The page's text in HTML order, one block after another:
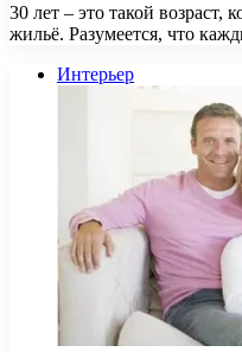
30 лет – это такой
жильё. Разумеется, что
Интерьер